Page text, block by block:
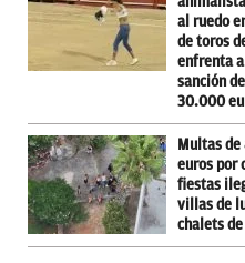
al ruedo
de toros
enfrenta
sanción
30.000
Multas
euros por
fiestas
villas de
chalets